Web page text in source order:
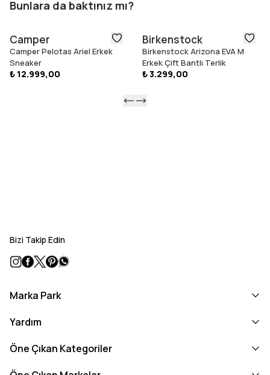
bedeni sipariş etmenizi öneririz. Eğer iki numara arasında
tercih etmenizi tavsiye ederiz.
Bunlara da baktınız mı?
Camper
Camper Pelotas Ariel Erkek
Sneaker
₺ 12.999,00
Birkenstock
Birkenstock Arizona EVA M
Erkek Çift Bantlı Terlik
₺ 3.299,00
Bizi Takip Edin
Marka Park
Yardım
Öne Çıkan Kategoriler